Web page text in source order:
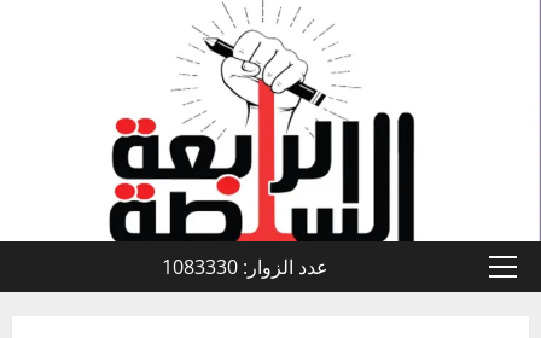
القائمة
عدد الزوار: 1083330